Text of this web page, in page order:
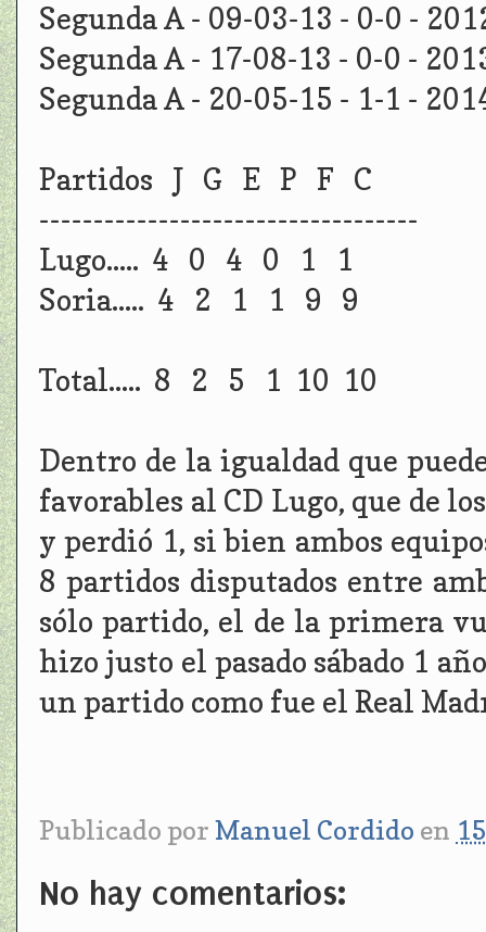
Segunda A - 09-03-13 - 0-0 -
Segunda A - 17-08-13 - 0-0 -
Segunda A - 20-05-15 - 1-1 -
Partidos J G E P F C
-----------------------------------
Lugo..... 4 0 4 0 1 1
Soria..... 4 2 1 1 9 9
Total..... 8 2 5 1 10 10
Dentro de la igualdad que
favorables al CD Lugo, que de
y perdió 1, si bien ambos
8 partidos disputados entre
sólo partido, el de la primera
hizo justo el pasado sábado 1
un partido como fue el Real
Publicado por Manuel Cordido en
No hay comentarios: